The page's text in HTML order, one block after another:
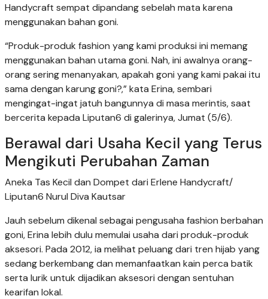
Handycraft sempat dipandang sebelah mata karena
menggunakan bahan goni.
“Produk-produk fashion yang kami produksi ini memang
menggunakan bahan utama goni. Nah, ini awalnya orang-
orang sering menanyakan, apakah goni yang kami pakai itu
sama dengan karung goni?,” kata Erina, sembari
mengingat-ingat jatuh bangunnya di masa merintis, saat
bercerita kepada Liputan6 di galerinya, Jumat (5/6).
Berawal dari Usaha Kecil yang Terus
Mengikuti Perubahan Zaman
Aneka Tas Kecil dan Dompet dari Erlene Handycraft/
Liputan6 Nurul Diva Kautsar
Jauh sebelum dikenal sebagai pengusaha fashion berbahan
goni, Erina lebih dulu memulai usaha dari produk-produk
aksesori. Pada 2012, ia melihat peluang dari tren hijab yang
sedang berkembang dan memanfaatkan kain perca batik
serta lurik untuk dijadikan aksesori dengan sentuhan
kearifan lokal.